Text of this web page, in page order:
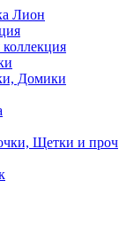
Лион
Домики
Щетки и проч